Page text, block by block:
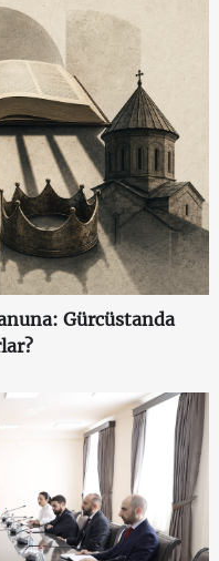
Gürcüstanda